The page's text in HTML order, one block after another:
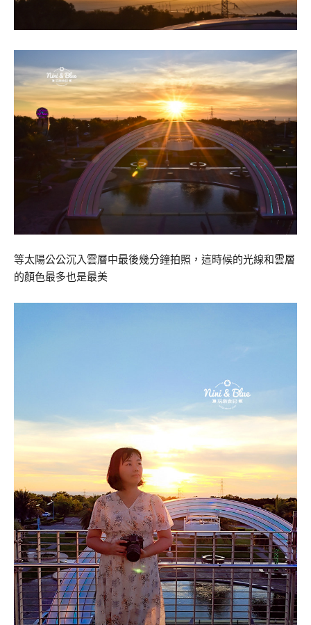
等太陽公公沉入雲層中最後幾分鐘拍照，這時候的光線和雲層
的顏色最多也是最美